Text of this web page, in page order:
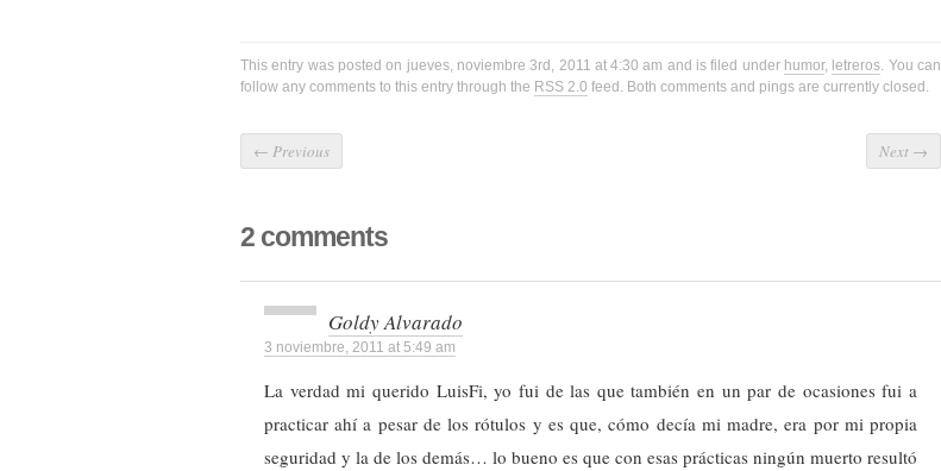
This entry was posted on jueves, noviembre 3rd, 2011 at 4:30 am and is filed under humor, letreros. You can
follow any comments to this entry through the RSS 2.0 feed. Both comments and pings are currently closed.
← Previous Next →
2 comments
Goldy Alvarado
3 noviembre, 2011 at 5:49 am
La verdad mi querido LuisFi, yo fui de las que también en un par de ocasiones fui a
practicar ahí a pesar de los rótulos y es que, cómo decía mi madre, era por mi propia
seguridad y la de los demás… lo bueno es que con esas prácticas ningún muerto resultó